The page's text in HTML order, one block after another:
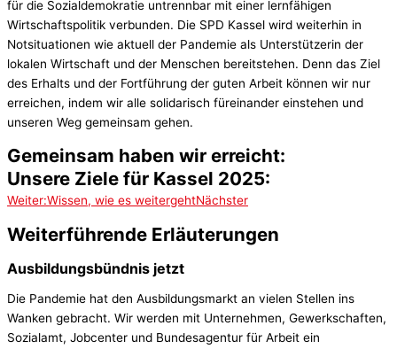
für die Sozialdemokratie untrennbar mit einer lernfähigen
Wirtschaftspolitik verbunden. Die SPD Kassel wird weiterhin in
Notsituationen wie aktuell der Pandemie als Unterstützerin der
lokalen Wirtschaft und der Menschen bereitstehen. Denn das Ziel
des Erhalts und der Fortführung der guten Arbeit können wir nur
erreichen, indem wir alle solidarisch füreinander einstehen und
unseren Weg gemeinsam gehen.
Gemeinsam haben wir erreicht:
Unsere Ziele für Kassel 2025:
Weiter:Wissen, wie es weitergehtNächster
Weiterführende Erläuterungen​
Ausbildungsbündnis jetzt
Die Pandemie hat den Ausbildungsmarkt an vielen Stellen ins
Wanken gebracht. Wir werden mit Unternehmen, Gewerkschaften,
Sozialamt, Jobcenter und Bundesagentur für Arbeit ein